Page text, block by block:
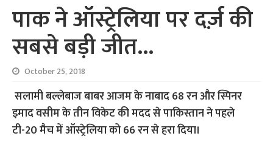
पाक ने ऑस्ट्रेलिया पर दर्ज़ की
सबसे बड़ी जीत…
October 25, 2018
सलामी बल्लेबाज बाबर आजम के नाबाद 68 रन और स्पिनर
इमाद वसीम के तीन विकेट की मदद से पाकिस्तान ने पहले
टी-20 मैच में ऑस्ट्रेलिया को 66 रन से हरा दिया।